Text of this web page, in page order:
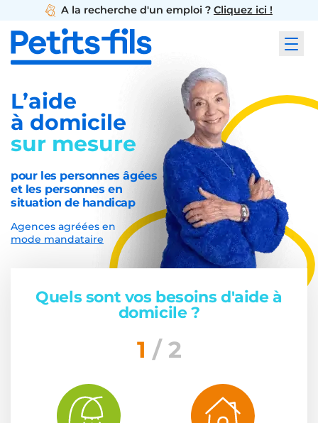
A la recherche d'un emploi ? Cliquez ici !
L’aide
à domicile
sur mesure
pour les personnes âgées
et les personnes en
situation de handicap
Agences agréées en
mode mandataire
Quels sont vos besoins d'aide à
domicile ?
1 / 2